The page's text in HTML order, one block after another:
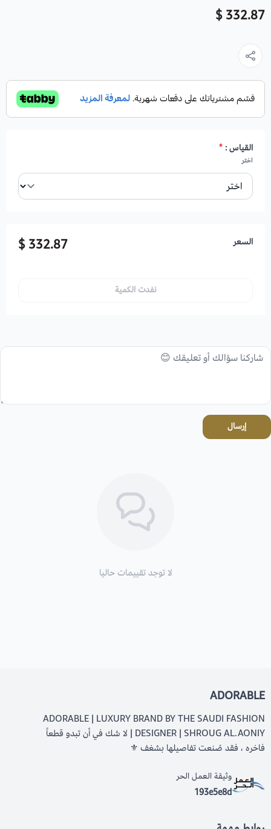
332.87 $
القياس :*
اختر
السعر 332.87 $
نفدت الكمية
إرسال
لا توجد تقييمات حاليا
ADORABLE
ADORABLE | LUXURY BRAND BY THE SAUDI FASHION
DESIGNER | SHROUG AL.AONIY | لا شك في أن تبدو قطعاً
فاخره ، فقد صُنعت تفاصيلها بشغف ⚜️
وثيقة العمل الحر
193e5e8d